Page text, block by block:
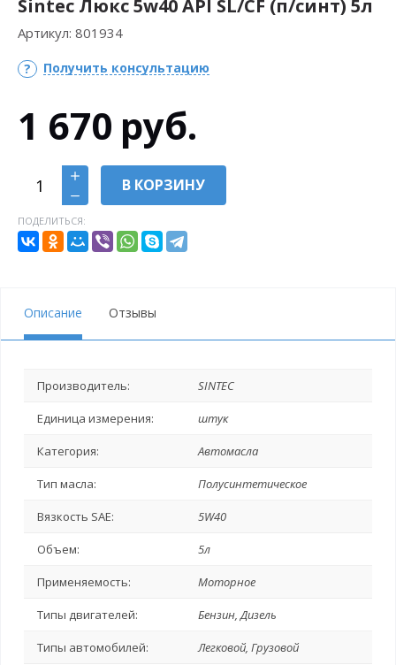
Sintec Люкс 5w40 API SL/CF (п/синт) 5л
Артикул: 801934
Получить консультацию
1 670 руб.
В КОРЗИНУ
ПОДЕЛИТЬСЯ:
Описание Отзывы
Производитель: SINTEC
Единица измерения: штук
Категория: Автомасла
Тип масла: Полусинтетическое
Вязкость SAE: 5W40
Объем: 5л
Применяемость: Моторное
Типы двигателей: Бензин, Дизель
Типы автомобилей: Легковой, Грузовой